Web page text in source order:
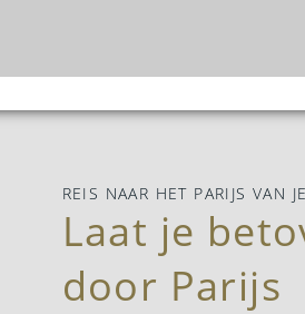
REIS NAAR HET PARIJS VAN
Laat je
door Parijs